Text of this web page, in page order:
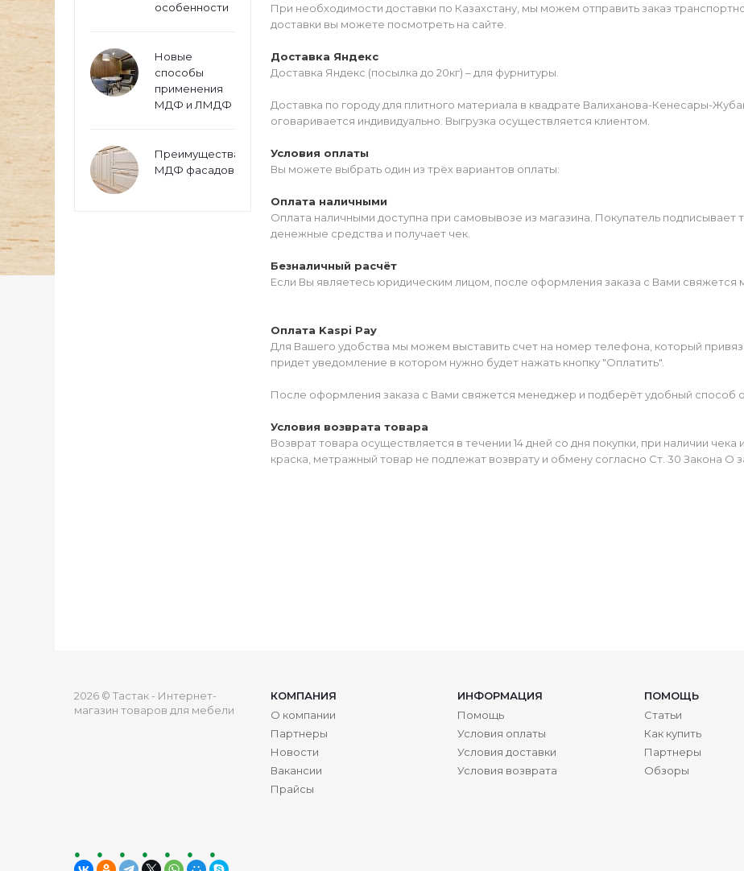
особенности
Новые
способы
применения
МДФ и ЛМДФ
Преимущества
МДФ фасадов
При необходимости доставки по Казахстану, мы можем отправить заказ
доставки вы можете посмотреть на сайте.
Доставка Яндекс
Доставка Яндекс (посылка до 20кг) – для фурнитуры.
Доставка по городу для плитного материала в квадрате Валиханова-Кенесары-
оговаривается индивидуально. Выгрузка осуществляется клиентом.
Условия оплаты
Вы можете выбрать один из трёх вариантов оплаты:
Оплата наличными
Оплата наличными доступна при самовывозе из магазина. Покупатель
денежные средства и получает чек.
Безналичный расчёт
Если Вы являетесь юридическим лицом, после оформления заказа с Вами свяжется
Оплата Kaspi Pay
Для Вашего удобства мы можем выставить счет на номер телефона, который
придет уведомление в котором нужно будет нажать кнопку "Оплатить".
После оформления заказа с Вами свяжется менеджер и подберёт удобный способ
Условия возврата товара
Возврат товара осуществляется в течении 14 дней со дня покупки, при наличии
краска, метражный товар не подлежат возврату и обмену согласно Ст. 30 Закона О
2026 © Тастак - Интернет-
магазин товаров для мебели
КОМПАНИЯ ИНФОРМАЦИЯ
ПОМОЩЬ
О компании
Партнеры
Новости
Вакансии
Прайсы
Помощь
Условия оплаты
Условия доставки
Условия возврата
Статьи
Как купить
Партнеры
Обзоры